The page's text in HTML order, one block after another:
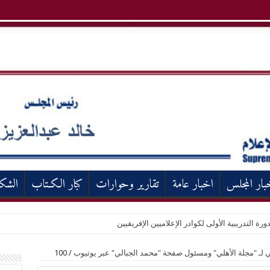
المجلس اخبار عامة تقارير وحوارات كبار الكـتاب
التدريبية الأولى لكوادر الإعلاميين الإفريقيين
لـ "مجلة الأهلي" ومسئول صفحة "محمد الجبالي" عبر يوتيوب /
100